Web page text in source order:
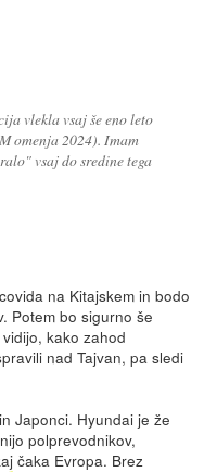
vlekla vsaj še eno leto
omenja 2024). Imam
vsaj do sredine tega
na Kitajskem in bodo
Potem bo sigurno še
kako zahod
nad Tajvan, pa sledi
Japonci. Hyundai je že
polprevodnikov,
čaka Evropa. Brez